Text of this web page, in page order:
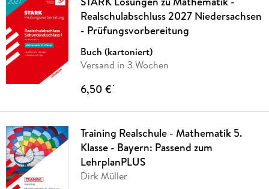
Realschulabschluss 2027 Niedersachsen
- Prüfungsvorbereitung
Buch (kartoniert)
Versand in 3 Wochen
6,50 €*
Training Realschule - Mathematik 5.
Klasse - Bayern: Passend zum
LehrplanPLUS
Dirk Müller